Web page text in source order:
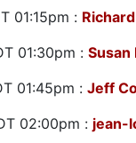
01:15pm :
01:30pm : Susan
01:45pm : Jeff
02:00pm : jean-